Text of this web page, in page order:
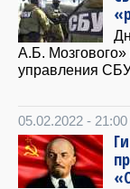
А.Б. Мозгового»
управления
05.02.2022 - 21:00